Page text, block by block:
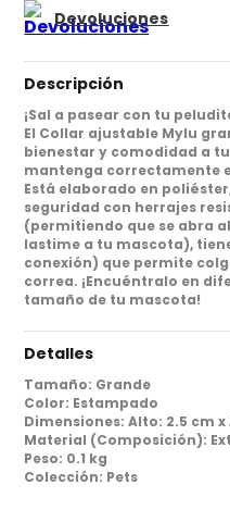
Devoluciones
Descripción
¡Sal a pasear con tu
El Collar ajustable Mylu
bienestar y comodidad a
mantenga correctamente
Está elaborado en
seguridad con herrajes
(permitiendo que se abra
lastime a tu mascota),
conexión) que permite
correa. ¡Encuéntralo en
tamaño de tu mascota!
Detalles
Tamaño: Grande
Color: Estampado
Dimensiones:Alto: 2.5 cm
Material (Composición):
Peso: 0.1 kg
Colección: Pets